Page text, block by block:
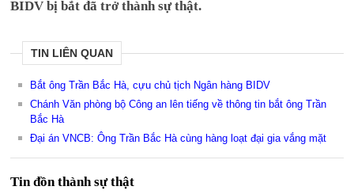
BIDV bị bắt đã trở thành sự thật.
TIN LIÊN QUAN
Bắt ông Trần Bắc Hà, cựu chủ tịch Ngân hàng BIDV
Chánh Văn phòng bộ Công an lên tiếng về thông tin bắt ông Trần
Bắc Hà
Đại án VNCB: Ông Trần Bắc Hà cùng hàng loạt đại gia vắng mặt
Tin đồn thành sự thật